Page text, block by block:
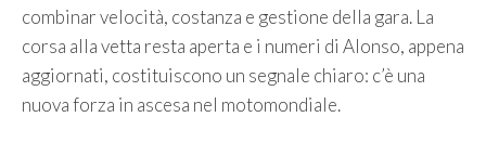
combinar velocità, costanza e gestione della gara. La
corsa alla vetta resta aperta e i numeri di Alonso, appena
aggiornati, costituiscono un segnale chiaro: c’è una
nuova forza in ascesa nel motomondiale.